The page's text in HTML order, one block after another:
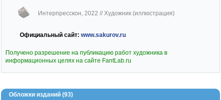
Интерпресскон, 2022 // Художник (иллюстрация)
Официальный сайт: www.sakurov.ru
Получено разрешение на публикацию работ художника в
информационных целях на сайте FantLab.ru
Обложки изданий (93)